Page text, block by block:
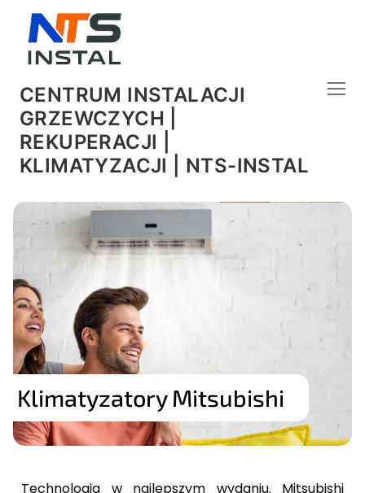
CENTRUM INSTALACJI
GRZEWCZYCH |
REKUPERACJI |
KLIMATYZACJI | NTS-INSTAL
Klimatyzatory Mitsubishi
Technologia w najlepszym wydaniu. Mitsubishi